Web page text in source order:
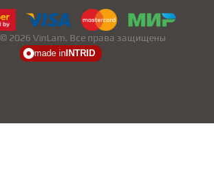
2026 VinLam. Все права защищены
made in INTRID